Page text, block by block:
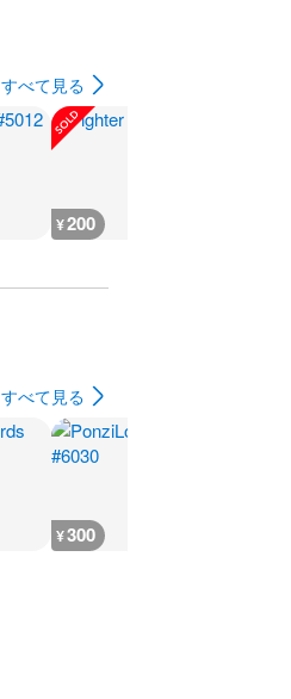
すべて見る
¥200
すべて見る
¥300